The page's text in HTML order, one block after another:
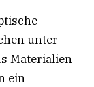
unter
Materialien
ein